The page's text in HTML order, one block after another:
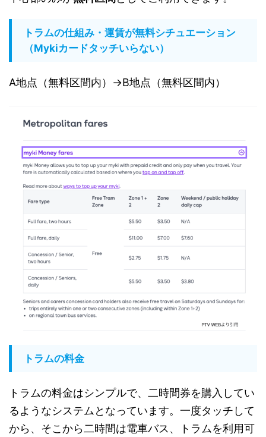
トラムの仕組み・運賃が無料シチュエーション
（Mykiカードタッチいらない）
A地点（無料区間内）→B地点（無料区間内）
トラムの料金
トラムの料金はシンプルで、二時間券を購入してい
るようなシステムとなっています。一度タッチして
から、そこから二時間は電車バス、トラムを利用可